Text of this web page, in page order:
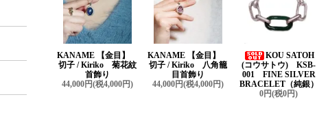
KANAME 【金目】
切子 / Kiriko 菊花紋
首飾り
44,000円(税4,000円)
KANAME 【金目】
切子 / Kiriko 八角籠
目首飾り
44,000円(税4,000円)
KOU SATOH
(コウサトウ) KSB-
001 FINE SILVER
BRACELET（純銀）
0円(税0円)